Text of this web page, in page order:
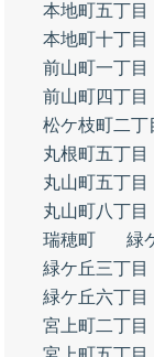
本地町五丁目
本地町十丁目
前山町一丁目
前山町四丁目
松ケ枝町二丁
丸根町五丁目
丸山町五丁目
丸山町八丁目
瑞穂町
緑
緑ケ丘三丁目
緑ケ丘六丁目
宮上町二丁目